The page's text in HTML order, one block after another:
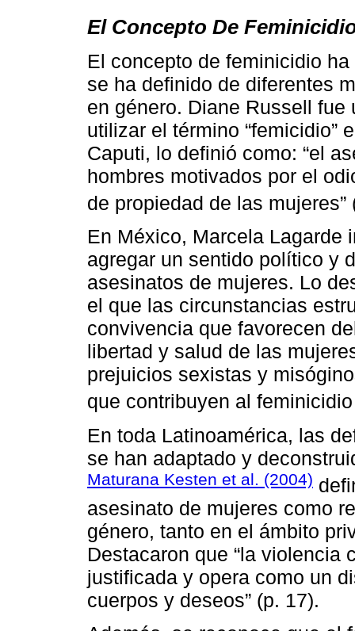
El Concepto De
El concepto de feminicidio
se ha definido de diferentes
en género. Diane Russell
utilizar el término “femicidio”
Caputi, lo definió como: “el
hombres motivados por el
de propiedad de las mujeres”
En México, Marcela Lagarde
agregar un sentido político y
asesinatos de mujeres. Lo
el que las circunstancias
convivencia que favorecen
libertad y salud de las
prejuicios sexistas y
que contribuyen al
En toda Latinoamérica, las
se han adaptado y
Maturana Kesten et al. (2004)
asesinato de mujeres como
género, tanto en el ámbito
Destacaron que “la violencia
justificada y opera como un
cuerpos y deseos” (p. 17).